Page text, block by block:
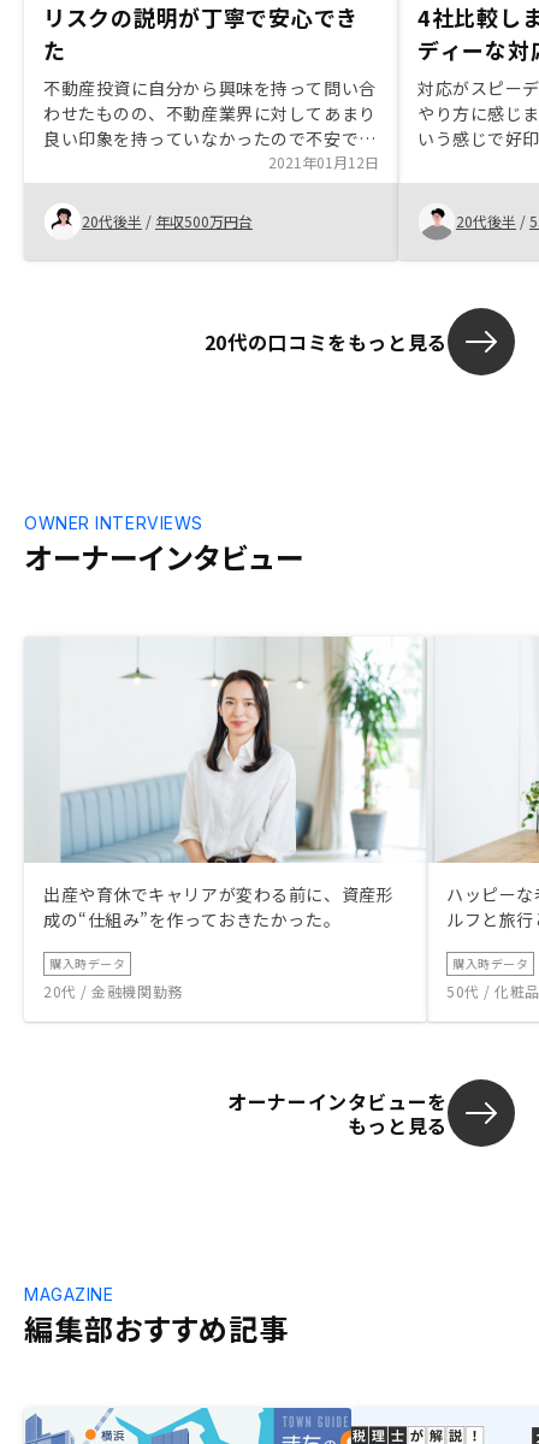
リスクの説明が丁寧で安心でき
た
不動産投資に自分から興味を持って問い合
わせたものの、不動産業界に対してあまり
良い印象を持っていなかったので不安でし
た。しかし、こちらの会社では丁寧にリス
クの説明をしていただいて安心できまし
た。契約までのサポートはありがたかった
のですが、もう少し事前に必要な書類など
知らせておいていただけるとよりスムーズ
2021年01月12日
20代後半 / 年収500万円台
4社比較し
ディーな対
対応がスピー
やり方に感じ
いう感じで好
端的に説明し
意思決定には
流動性が激し
ち帰り検討も
20代後半 /
20代の口コミをもっと見る
オーナーインタビュー
OWNER INTERVIEWS
出産や育休でキャリアが変わる前に、資産形
成の“仕組み”を作っておきたかった。
購入時データ
20代 / 金融機関勤務
ハッピー
ルフと旅
購入時データ
50代 / 化粧
オーナーインタビューを
もっと見る
編集部おすすめ記事
MAGAZINE